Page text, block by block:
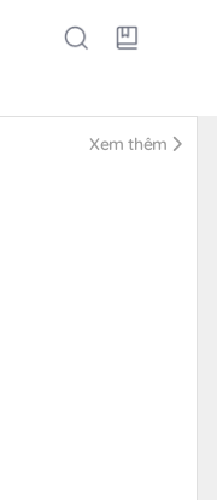
Xem thêm